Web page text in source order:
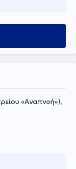
«Αναπνοή»),